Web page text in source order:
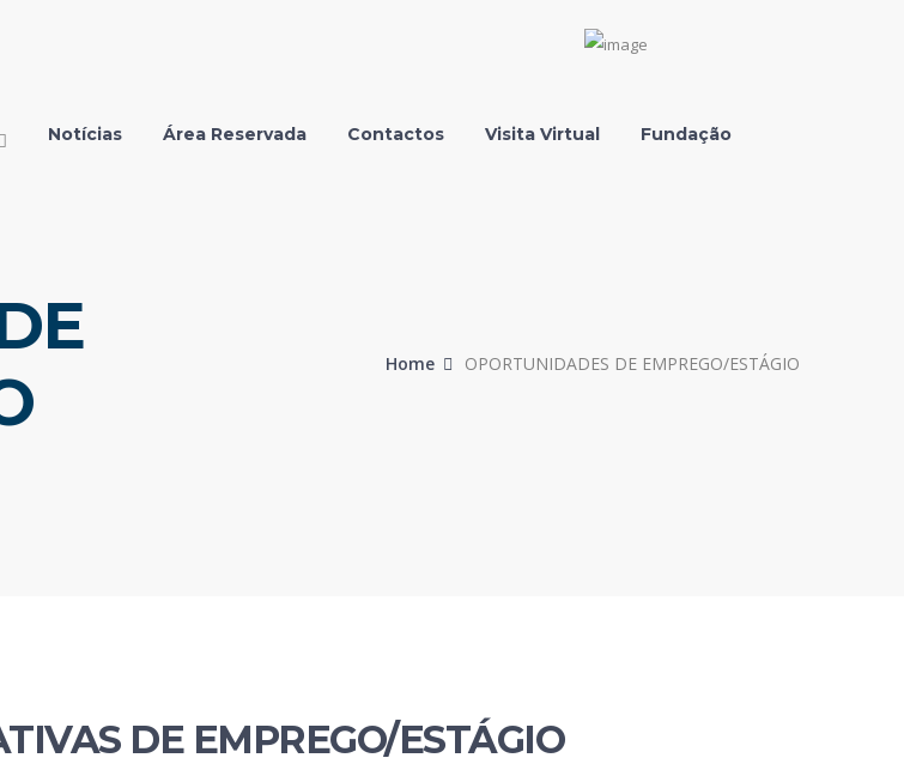
Notícias Área Reservada Contactos Visita Virtual Fundação
Home OPORTUNIDADES DE EMPREGO/ESTÁGIO
DE EMPREGO/ESTÁGIO